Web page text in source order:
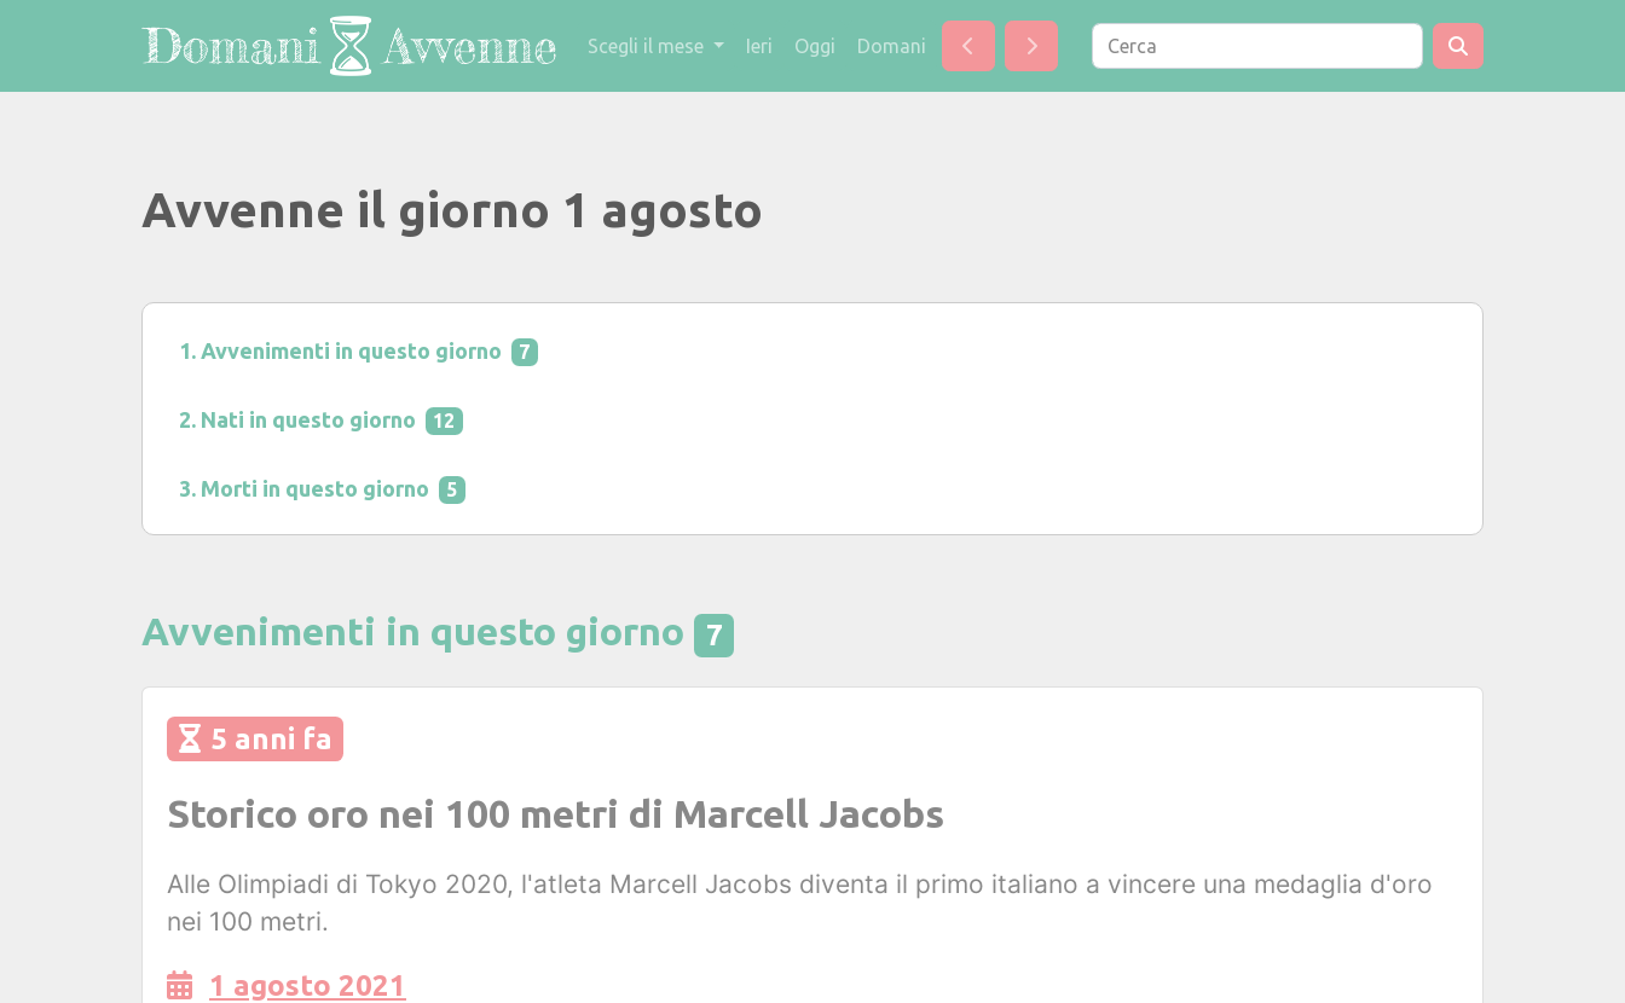
Scegli il mese Ieri Oggi Domani
Avvenne il giorno 1 agosto
Avvenimenti in questo giorno 7
Nati in questo giorno 12
Morti in questo giorno 5
Avvenimenti in questo giorno 7
5 anni fa
Storico oro nei 100 metri di Marcell Jacobs
Alle Olimpiadi di Tokyo 2020, l'atleta Marcell Jacobs diventa il primo italiano a vincere una medaglia d'oro
nei 100 metri.
1 agosto 2021